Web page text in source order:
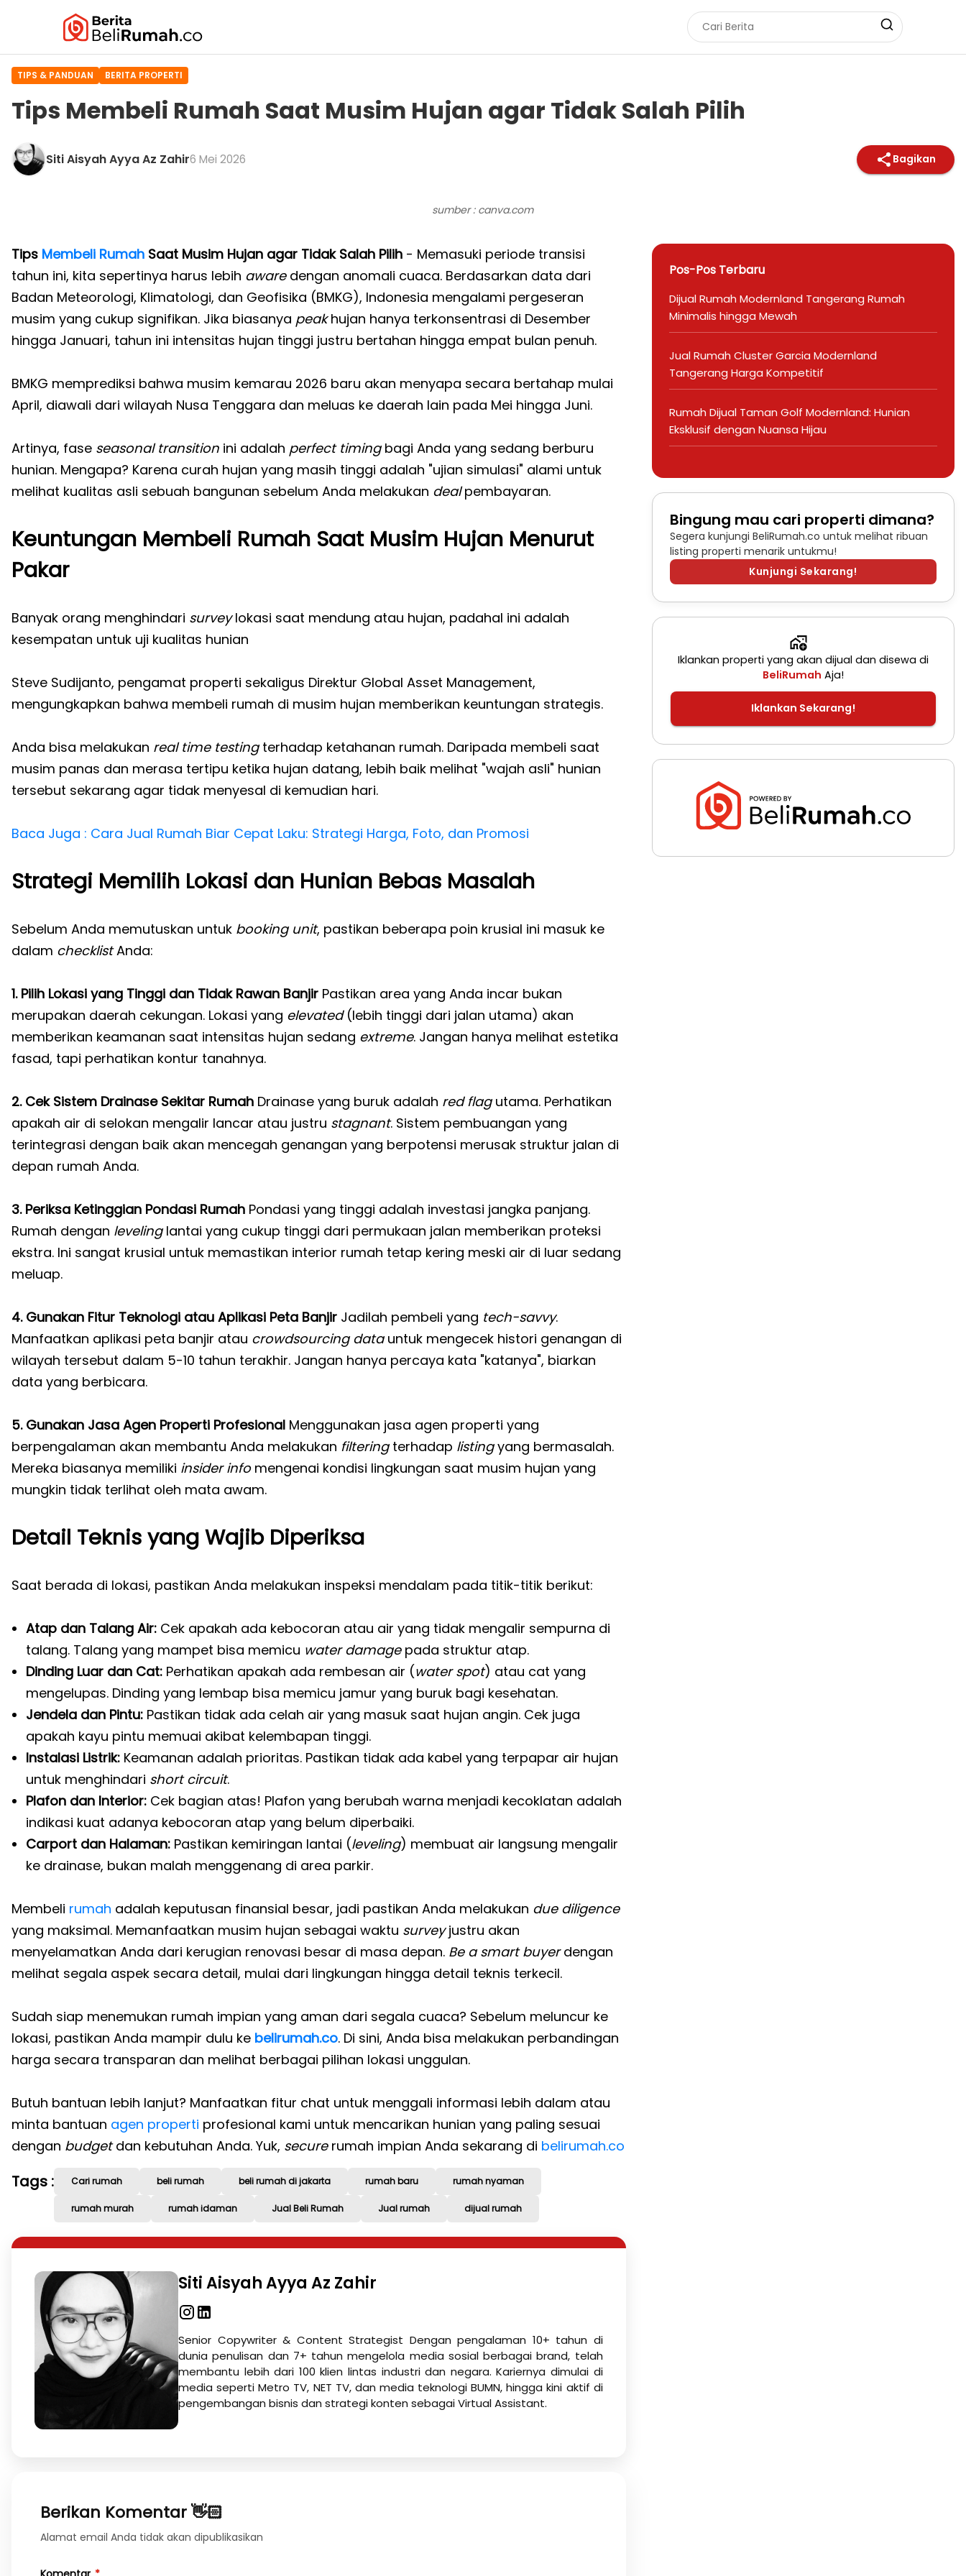
TIPS & PANDUAN BERITA PROPERTI
Tips Membeli Rumah Saat Musim Hujan agar Tidak Salah Pilih
Siti Aisyah Ayya Az Zahir6 Mei 2026 Bagikan
sumber : canva.com
Tips Membeli Rumah Saat Musim Hujan agar Tidak Salah Pilih - Memasuki periode transisi
tahun ini, kita sepertinya harus lebih awaredengan anomali cuaca. Berdasarkan data dari
Badan Meteorologi, Klimatologi, dan Geofisika (BMKG), Indonesia mengalami pergeseran
musim yang cukup signifikan. Jika biasanya peakhujan hanya terkonsentrasi di Desember
hingga Januari, tahun ini intensitas hujan tinggi justru bertahan hingga empat bulan penuh.
BMKG memprediksi bahwa musim kemarau 2026 baru akan menyapa secara bertahap mulai
April, diawali dari wilayah Nusa Tenggara dan meluas ke daerah lain pada Mei hingga Juni.
Artinya, fase seasonal transition ini adalah perfect timingbagi Anda yang sedang berburu
hunian. Mengapa? Karena curah hujan yang masih tinggi adalah "ujian simulasi" alami untuk
melihat kualitas asli sebuah bangunan sebelum Anda melakukan dealpembayaran.
Keuntungan Membeli Rumah Saat Musim Hujan Menurut
Pakar
Banyak orang menghindari surveylokasi saat mendung atau hujan, padahal ini adalah
kesempatan untuk uji kualitas hunian
Steve Sudijanto, pengamat properti sekaligus Direktur Global Asset Management,
mengungkapkan bahwa membeli rumah di musim hujan memberikan keuntungan strategis.
Anda bisa melakukan real time testingterhadap ketahanan rumah. Daripada membeli saat
musim panas dan merasa tertipu ketika hujan datang, lebih baik melihat "wajah asli" hunian
tersebut sekarang agar tidak menyesal di kemudian hari.
Baca Juga : Cara Jual Rumah Biar Cepat Laku: Strategi Harga, Foto, dan Promosi
Strategi Memilih Lokasi dan Hunian Bebas Masalah
Sebelum Anda memutuskan untuk booking unit, pastikan beberapa poin krusial ini masuk ke
dalam checklistAnda:
1. Pilih Lokasi yang Tinggi dan Tidak Rawan Banjir Pastikan area yang Anda incar bukan
merupakan daerah cekungan. Lokasi yang elevated(lebih tinggi dari jalan utama) akan
memberikan keamanan saat intensitas hujan sedang extreme. Jangan hanya melihat estetika
fasad, tapi perhatikan kontur tanahnya.
2. Cek Sistem Drainase Sekitar Rumah Drainase yang buruk adalah red flagutama. Perhatikan
apakah air di selokan mengalir lancar atau justru stagnant. Sistem pembuangan yang
terintegrasi dengan baik akan mencegah genangan yang berpotensi merusak struktur jalan di
depan rumah Anda.
3. Periksa Ketinggian Pondasi Rumah Pondasi yang tinggi adalah investasi jangka panjang.
Rumah dengan levelinglantai yang cukup tinggi dari permukaan jalan memberikan proteksi
ekstra. Ini sangat krusial untuk memastikan interior rumah tetap kering meski air di luar sedang
meluap.
4. Gunakan Fitur Teknologi atau Aplikasi Peta Banjir Jadilah pembeli yang tech-savvy.
Manfaatkan aplikasi peta banjir atau crowdsourcing datauntuk mengecek histori genangan di
wilayah tersebut dalam 5-10 tahun terakhir. Jangan hanya percaya kata "katanya", biarkan
data yang berbicara.
5. Gunakan Jasa Agen Properti Profesional Menggunakan jasa agen properti yang
berpengalaman akan membantu Anda melakukan filteringterhadap listingyang bermasalah.
Mereka biasanya memiliki insider info mengenai kondisi lingkungan saat musim hujan yang
mungkin tidak terlihat oleh mata awam.
Detail Teknis yang Wajib Diperiksa
Saat berada di lokasi, pastikan Anda melakukan inspeksi mendalam pada titik-titik berikut:
Atap dan Talang Air: Cek apakah ada kebocoran atau air yang tidak mengalir sempurna di
talang. Talang yang mampet bisa memicu water damagepada struktur atap.
Dinding Luar dan Cat: Perhatikan apakah ada rembesan air (water spot) atau cat yang
mengelupas. Dinding yang lembap bisa memicu jamur yang buruk bagi kesehatan.
Jendela dan Pintu: Pastikan tidak ada celah air yang masuk saat hujan angin. Cek juga
apakah kayu pintu memuai akibat kelembapan tinggi.
Instalasi Listrik: Keamanan adalah prioritas. Pastikan tidak ada kabel yang terpapar air hujan
untuk menghindari short circuit.
Plafon dan Interior: Cek bagian atas! Plafon yang berubah warna menjadi kecoklatan adalah
indikasi kuat adanya kebocoran atap yang belum diperbaiki.
Carport dan Halaman: Pastikan kemiringan lantai (leveling) membuat air langsung mengalir
ke drainase, bukan malah menggenang di area parkir.
Membeli rumah adalah keputusan finansial besar, jadi pastikan Anda melakukan due diligence
yang maksimal. Memanfaatkan musim hujan sebagai waktu surveyjustru akan
menyelamatkan Anda dari kerugian renovasi besar di masa depan. Be a smart buyerdengan
melihat segala aspek secara detail, mulai dari lingkungan hingga detail teknis terkecil.
Sudah siap menemukan rumah impian yang aman dari segala cuaca? Sebelum meluncur ke
lokasi, pastikan Anda mampir dulu ke belirumah.co. Di sini, Anda bisa melakukan perbandingan
harga secara transparan dan melihat berbagai pilihan lokasi unggulan.
Butuh bantuan lebih lanjut? Manfaatkan fitur chat untuk menggali informasi lebih dalam atau
minta bantuan agen properti profesional kami untuk mencarikan hunian yang paling sesuai
dengan budgetdan kebutuhan Anda. Yuk, secure rumah impian Anda sekarang di belirumah.co
Tags : Cari rumah beli rumah beli rumah di jakarta rumah baru rumah nyaman
rumah murah rumah idaman Jual Beli Rumah Jual rumah dijual rumah
Siti Aisyah Ayya Az Zahir
Senior Copywriter & Content Strategist Dengan pengalaman 10+ tahun di
dunia penulisan dan 7+ tahun mengelola media sosial berbagai brand, telah
membantu lebih dari 100 klien lintas industri dan negara. Kariernya dimulai di
media seperti Metro TV, NET TV, dan media teknologi BUMN, hingga kini aktif di
pengembangan bisnis dan strategi konten sebagai Virtual Assistant.
Berikan Komentar 👋🏻
Alamat email Anda tidak akan dipublikasikan
Pos-Pos Terbaru
Dijual Rumah Modernland Tangerang Rumah
Minimalis hingga Mewah
Jual Rumah Cluster Garcia Modernland
Tangerang Harga Kompetitif
Rumah Dijual Taman Golf Modernland: Hunian
Eksklusif dengan Nuansa Hijau
Bingung mau cari properti dimana?
Segera kunjungi BeliRumah.co untuk melihat ribuan
listing properti menarik untukmu!
Kunjungi Sekarang!
Iklankan properti yang akan dijual dan disewa di
BeliRumah Aja!
Iklankan Sekarang!